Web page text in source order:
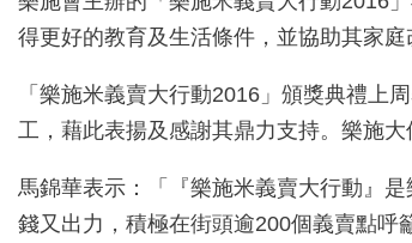
得更好的教育及生活條件，並協助其家庭
「樂施米義賣大行動2016」頒獎典禮上
工，藉此表揚及感謝其鼎力支持。樂施
馬錦華表示：「『樂施米義賣大行動』
錢又出力，積極在街頭逾200個義賣點呼